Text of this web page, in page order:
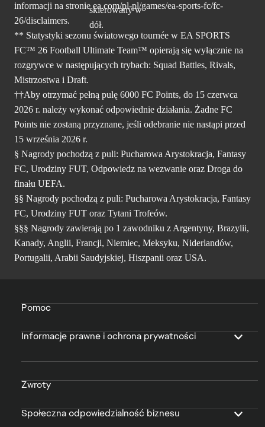
informacji na stronie ea.com/pl-pl/games/ea-sports-fc/fc-
26/disclaimers.
** Statystyki sezonu światowego tournée w EA SPORTS
FC™ 26 Football Ultimate Team™ opierają się wyłącznie na
rozgrywce w następujących trybach: Squad Battles, Rivals,
Mistrzostwa i Draft.
††Aby otrzymać pełną pulę 6000 FC Points, do 15 czerwca
2026 r. należy wykonać odpowiednie działania. Żadne FC
Points nie zostaną przyznane, jeśli odebranie nie nastąpi przed
15 września 2026 r.
§ Nagrody pochodzą z puli: Pucharowa Arystokracja, Fantasy
FC, Urodziny FUT, Odpowiedz na wezwanie oraz Droga do
finału UEFA.
§§ Nagrody pochodzą z puli: Pucharowa Arystokracja, Fantasy
FC, Urodziny FUT oraz Tytani Trofeów.
§§§ Nagrody zawierają po 1 zawodniku z Argentyny, Brazylii,
Kanady, Anglii, Francji, Niemiec, Meksyku, Niderlandów,
Portugalii, Arabii Saudyjskiej, Hiszpanii oraz USA.
Pomoc
Informacje prawne i ochrona prywatności
Zwroty
Społeczna odpowiedzialność biznesu